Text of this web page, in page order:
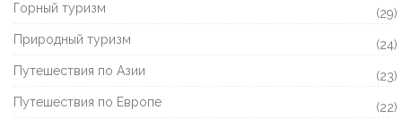
Горный туризм
(29)
Природный туризм
(24)
Путешествия по Азии
(23)
Путешествия по Европе
(22)